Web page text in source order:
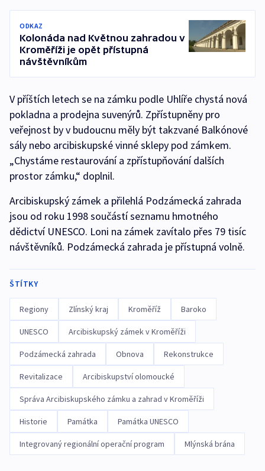
ODKAZ
Kolonáda nad Květnou zahradou v
Kroměříži je opět přístupná
návštěvníkům
V příštích letech se na zámku podle Uhlíře chystá nová
pokladna a prodejna suvenýrů. Zpřístupněny pro
veřejnost by v budoucnu měly být takzvané Balkónové
sály nebo arcibiskupské vinné sklepy pod zámkem.
„Chystáme restaurování a zpřístupňování dalších
prostor zámku,“ doplnil.
Arcibiskupský zámek a přilehlá Podzámecká zahrada
jsou od roku 1998 součástí seznamu hmotného
dědictví UNESCO. Loni na zámek zavítalo přes 79 tisíc
návštěvníků. Podzámecká zahrada je přístupná volně.
ŠTÍTKY
Regiony Zlínský kraj Kroměříž Baroko
UNESCO Arcibiskupský zámek v Kroměříži
Podzámecká zahrada Obnova Rekonstrukce
Revitalizace Arcibiskupství olomoucké
Správa Arcibiskupského zámku a zahrad v Kroměříži
Historie Památka Památka UNESCO
Integrovaný regionální operační program Mlýnská brána